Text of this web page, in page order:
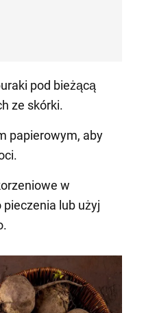
pod bieżącą
ze skórki.
papierowym, aby
w
lub użyj